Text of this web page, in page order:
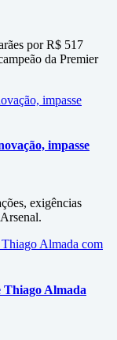
por R$ 517
da Premier
impasse
exigências
Thiago Almada